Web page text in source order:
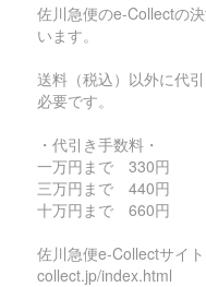
佐川急便のe-Collectの
います。
送料（税込）以外に代
必要です。
・代引き手数料・
一万円まで 330円
三万円まで 440円
十万円まで 660円
佐川急便e-Collectサイ
collect.jp/index.html